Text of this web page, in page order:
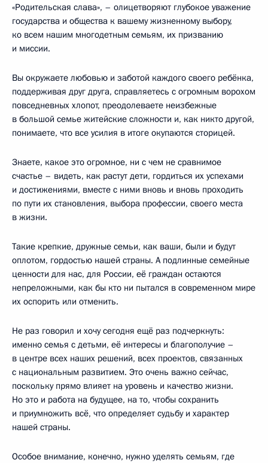
«Родительская слава», – олицетворяют глубокое уважение
государства и общества к вашему жизненному выбору,
ко всем нашим многодетным семьям, их призванию
и миссии.
Вы окружаете любовью и заботой каждого своего ребёнка,
поддерживая друг друга, справляетесь с огромным ворохом
повседневных хлопот, преодолеваете неизбежные
в большой семье житейские сложности и, как никто другой,
понимаете, что все усилия в итоге окупаются сторицей.
Знаете, какое это огромное, ни с чем не сравнимое
счастье – видеть, как растут дети, гордиться их успехами
и достижениями, вместе с ними вновь и вновь проходить
по пути их становления, выбора профессии, своего места
в жизни.
Такие крепкие, дружные семьи, как ваши, были и будут
оплотом, гордостью нашей страны. А подлинные семейные
ценности для нас, для России, её граждан остаются
непреложными, как бы кто ни пытался в современном мире
их оспорить или отменить.
Не раз говорил и хочу сегодня ещё раз подчеркнуть:
именно семья с детьми, её интересы и благополучие –
в центре всех наших решений, всех проектов, связанных
с национальным развитием. Это очень важно сейчас,
поскольку прямо влияет на уровень и качество жизни.
Но это и работа на будущее, на то, чтобы сохранить
и приумножить всё, что определяет судьбу и характер
нашей страны.
Особое внимание, конечно, нужно уделять семьям, где